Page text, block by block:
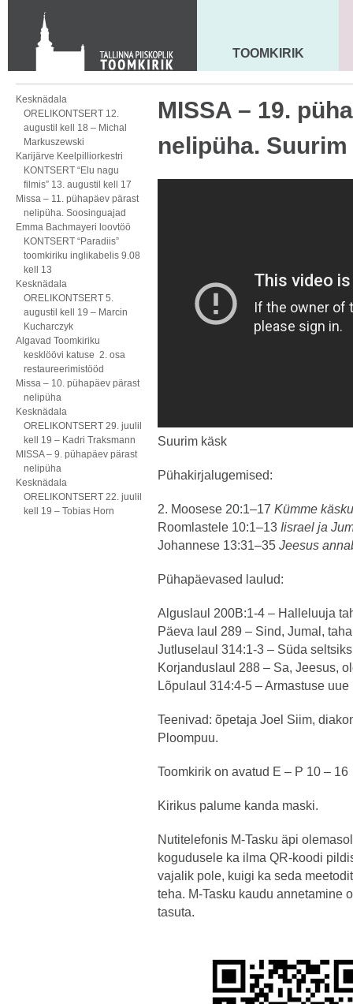
Toom-Kooli 6, 10130 TALLINN
tallinna.toom
+372 644 4140
MAARJA KIRIK
TOOMKIRIK
Kesknädala
ORELIKONTSERT 12.
augustil kell 18 – Michal
Markuszewski
Karijärve Keelpilliorkestri
KONTSERT “Elu nagu
filmis” 13. augustil kell 17
Missa – 11. pühapäev pärast
nelipüha. Soosinguajad
Emma Bachmayeri loovtöö
KONTSERT “Paradiis”
toomkiriku inglikabelis 9.08
kell 13
Kesknädala
ORELIKONTSERT 5.
augustil kell 19 – Marcin
Kucharczyk
Algavad Toomkiriku
kesklöövi katuse 2. osa
restaureerimistööd
Missa – 10. pühapäev pärast
nelipüha
Kesknädala
ORELIKONTSERT 29. juulil
kell 19 – Kadri Traksmann
MISSA – 9. pühapäev pärast
nelipüha
Kesknädala
ORELIKONTSERT 22. juulil
kell 19 – Tobias Horn
MISSA – 19.
nelipüha.
Suurim käsk
Pühakirjalugemised:
2. Moosese 20:1–17 Kümme käsku
Roomlastele 10:1–13 Iisrael ja
Johannese 13:31–35 Jeesus
Pühapäevased laulud:
Alguslaul 200B:1-4 – Halleluuja
Päeva laul 289 – Sind, Jumal,
Jutluselaul 314:1-3 – Süda
Korjanduslaul 288 – Sa, Jeesus,
Lõpulaul 314:4-5 – Armastuse uue
Teenivad: õpetaja Joel Siim,
Ploompuu.
Toomkirik on avatud E – P 10 – 16
Kirikus palume kanda maski.
Nutitelefonis M-Tasku äpi
kogudusele ka ilma QR-koodi
vajalik pole, kuigi ka seda
teha. M-Tasku kaudu annetamine
tasuta.